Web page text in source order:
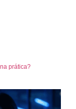
prática?